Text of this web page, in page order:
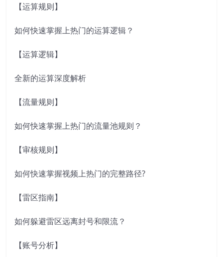
【运算规则】
如何快速掌握上热门的运算逻辑？
【运算逻辑】
全新的运算深度解析
【流量规则】
如何快速掌握上热门的流量池规则？
【审核规则】
如何快速掌握视频上热门的完整路径?
【雷区指南】
如何躲避雷区远离封号和限流？
【账号分析】